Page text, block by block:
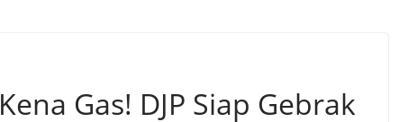
Gas! DJP Siap Gebrak